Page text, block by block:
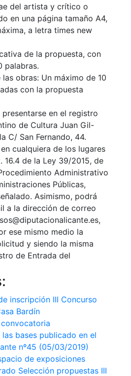
del artista y crítico o
en una página tamaño A4,
a letra times new
de la propuesta, con
palabras.
obras: Un máximo de 10
con la propuesta
en el registro
de Cultura Juan Gil-
C/ San Fernando, 44.
cualquiera de los lugares
16.4 de la Ley 39/2015, de
Administrativo
Públicas,
Asimismo, podrá
a la dirección de correo
ese mismo medio la
y siendo la misma
de Entrada del
inscripción III Concurso
Bardín
bases publicado en el
nº45 (05/03/2019)
de exposiciones
Selección propuestas III